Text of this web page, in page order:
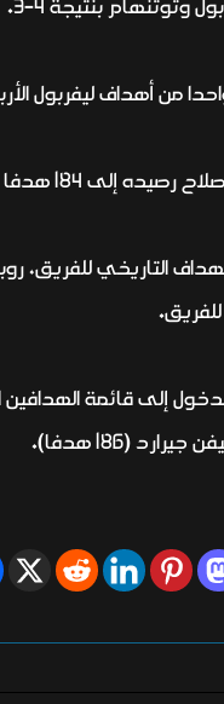
وتوتنهامبنتيجة 4-3.
ليفربول الأربعة، علما بأن
مع “الريدز” الذي انضم إليه في عام 2017.
للفريق.
(186 هدفا).